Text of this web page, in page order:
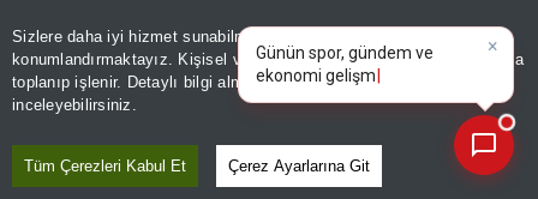
Sizlere daha iyi hizmet sunabilmek adına sitemizde
konumlandırmaktayız. Kişisel verileriniz, KVKK ve GDPR kapsamında
toplanıp işlenir. Detaylı bilgi almak içinAydınlatma Metnimizi
inceleyebilirsiniz.
Tüm Çerezleri Kabul Et Çerez Ayarlarına Git
Editör : SİNEM GÖNEN Kaynak: İHLAS HABER AJANSI
Paylaş
×
Günün spor, gündem ve
ekonomi gelişmelerini analiz
edin!|